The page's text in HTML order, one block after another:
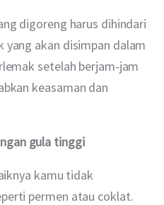
digoreng harus dihindari
yang akan disimpan dalam
setelah berjam-jam
keasaman dan
gula tinggi
kamu tidak
permen atau coklat.